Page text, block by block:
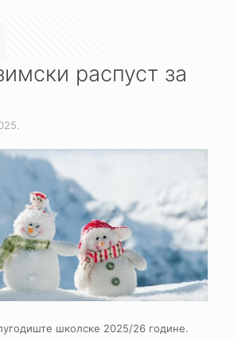
распуст за
школске 2025/26 године.